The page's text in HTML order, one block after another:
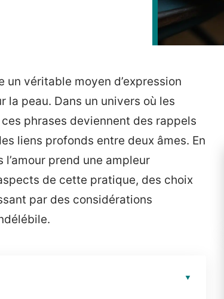
un véritable moyen d’expression
la peau. Dans un univers où les
phrases deviennent des rappels
liens profonds entre deux âmes. En
prend une ampleur
de cette pratique, des choix
par des considérations